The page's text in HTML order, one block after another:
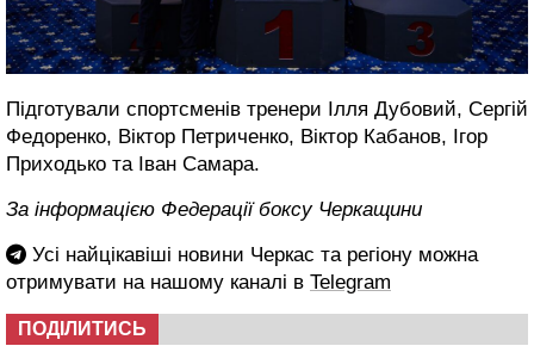
Підготували спортсменів тренери Ілля Дубовий, Сергій
Федоренко, Віктор Петриченко, Віктор Кабанов, Ігор
Приходько та Іван Самара.
За інформацією Федерації боксу Черкащини
Усі найцікавіші новини Черкас та регіону можна
отримувати на нашому каналі в Telegram
ПОДІЛИТИСЬ